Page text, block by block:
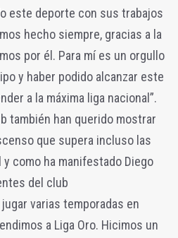
este deporte con sus trabajos
hecho siempre, gracias a la
por él. Para mí es un orgullo
y haber podido alcanzar este
a la máxima liga nacional”.
también han querido mostrar
que supera incluso las
como ha manifestado Diego
del club
varias temporadas en
a Liga Oro. Hicimos un